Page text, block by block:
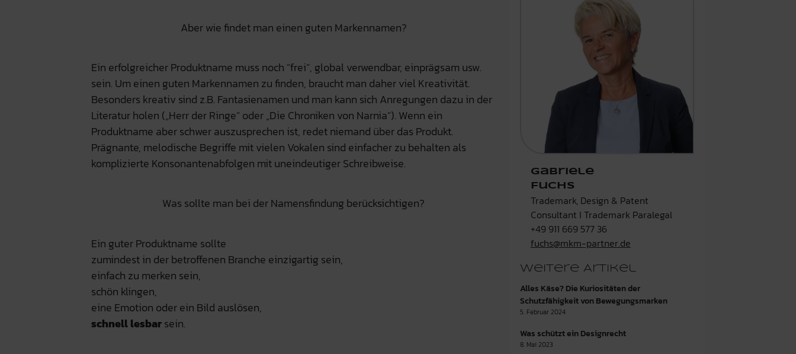
Aber wie findet man einen guten Markennamen?
Ein erfolgreicher Produktname muss noch ”frei”, global verwendbar, einprägsam usw.
sein. Um einen guten Markennamen zu finden, braucht man daher viel Kreativität.
Besonders kreativ sind z.B. Fantasienamen und man kann sich Anregungen dazu in der
Literatur holen („Herr der Ringe“ oder „Die Chroniken von Narnia“). Wenn ein
Produktname aber schwer auszusprechen ist, redet niemand über das Produkt.
Prägnante, melodische Begriffe mit vielen Vokalen sind einfacher zu behalten als
komplizierte Konsonantenabfolgen mit uneindeutiger Schreibweise.
Was sollte man bei der Namensfindung berücksichtigen?
Ein guter Produktname sollte
zumindest in der betroffenen Branche einzigartig sein,
einfach zu merken sein,
schön klingen,
eine Emotion oder ein Bild auslösen,
schnell lesbarsein.
Gabriele
Fuchs
Trademark, Design & Patent
Consultant I Trademark Paralegal
+49 911 669 577 36
fuchs@mkm-partner.de
Weitere Artikel
Alles Käse? Die Kuriositäten der
Schutzfähigkeit von Bewegungsmarken
5. Februar 2024
Was schützt ein Designrecht
8. Mai 2023